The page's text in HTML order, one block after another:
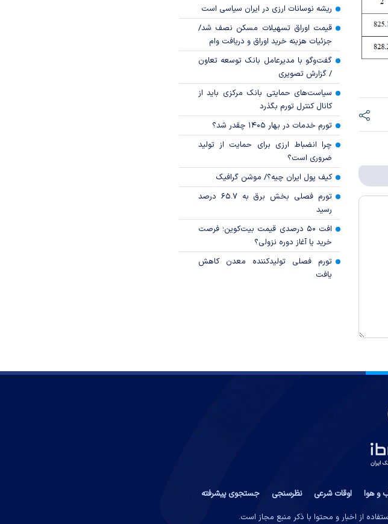
ریشه نوسانات ارزی در ایران سیاسی است
قیمت اوراق تسهیلات مسکن نصف شد/
جزئیات هزینه خرید اوراق و دریافت وام
گفت‌وگو با مدیرعامل بانک توسعه تعاون
/ گزارش تصویری
سیاست‌های حمایتی بانک مرکزی باید از
کانال کنترل تورم بگذرد
تورم خدمات در بهار ۱۴۰۵ چقدر شد؟
چرا انضباط ارزی برای حمایت از تولید
ضروری است؟
کیف پول ایران چیه؟/ موشن گرافیک
تورم فصلی بخش برق به ۶۵.۷ درصد
رسید
افت ۵۰ درصدی قیمت بیت‌کوین؛ فرصت
خرید یا آغاز دوره نزولی؟
تورم فصلی تولیدکننده معدن کاهش
یافت
و هوا اوقات شرعی نظرسنجی
جستجوی پیشرفته
از اخبار و محتوا با ذکر منبع مجاز است.